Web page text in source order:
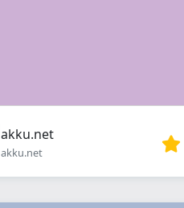
akku.net
akku.net